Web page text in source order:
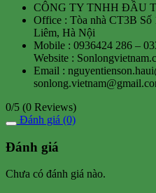
CÔNG TY TNHH ĐẦU
Office : Tòa nhà CT3B
Liêm, Hà Nội
Mobile : 0936424 286 –
Website :
Email :
0/5 (0 Reviews)
Đánh giá (0)
Đánh giá
Chưa có đánh giá nào.